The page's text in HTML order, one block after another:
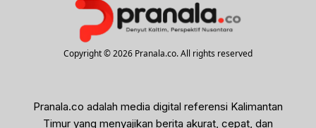
Copyright © 2026 Pranala.co. All rights reserved
Pranala.co adalah media digital referensi Kalimantan
Timur yang menyajikan berita akurat, cepat, dan